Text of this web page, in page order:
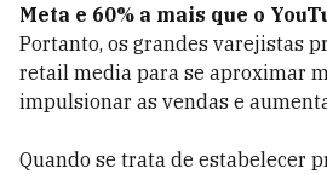
Meta e 60% a mais que o
Portanto, os grandes varejistas
retail media para se aproximar
impulsionar as vendas e
Quando se trata de estabelecer